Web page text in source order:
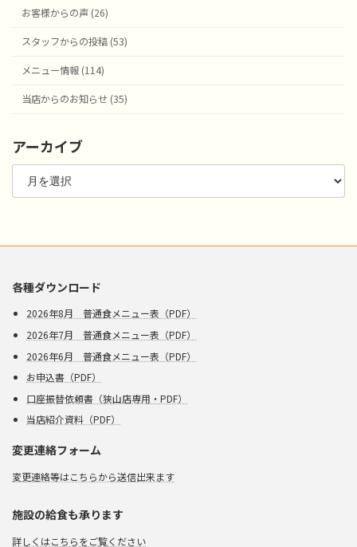
お客様からの声 (26)
スタッフからの投稿 (53)
メニュー情報 (114)
当店からのお知らせ (35)
アーカイブ
ア
カ
各種ダウンロード
2026年8月 普通食メニュー表（PDF）
2026年7月 普通食メニュー表（PDF）
2026年6月 普通食メニュー表（PDF）
お申込書（PDF）
口座振替依頼書（狭山店専用・PDF）
当店紹介資料（PDF）
変更連絡フォーム
変更連絡等はこちらから送信出来ます
施設の給食も承ります
詳しくはこちらをご覧ください